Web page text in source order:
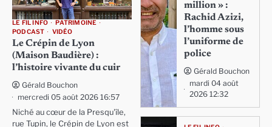
LE FIL INFO
PATRIMOINE
PODCAST
VIDÉO
Le Crépin de Lyon
(Maison Baudière) :
l’histoire vivante du cuir
Gérald Bouchon
mercredi 05 août 2026 16:57
Niché au cœur de la Presqu'île,
rue Tupin, le Crépin de Lyon est
million » :
Rachid Azizi,
l’homme sous
l’uniforme de
police
Gérald Bouchon
mardi 04 août
2026 12:32